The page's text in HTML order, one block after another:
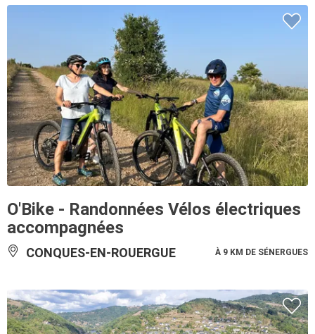
O'Bike - Randonnées Vélos électriques
accompagnées
CONQUES-EN-ROUERGUE À 9 KM DE SÉNERGUES